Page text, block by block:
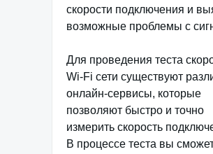
скорости подключения и
возможные проблемы с
Для проведения теста
Wi-Fi сети существуют
онлайн-сервисы, которые
позволяют быстро и точно
измерить скорость
В процессе теста вы